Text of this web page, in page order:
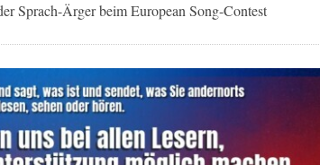
Sprach-Ärger beim European Song-Contest